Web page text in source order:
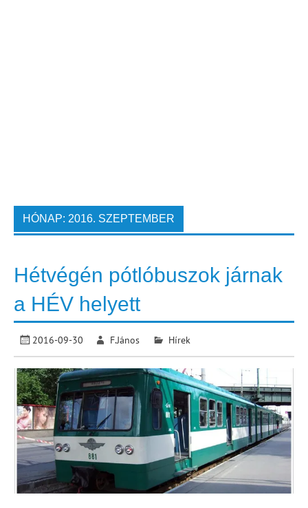
HÓNAP: 2016. SZEPTEMBER
Hétvégén pótlóbuszok járnak
a HÉV helyett
2016-09-30 F.János Hírek